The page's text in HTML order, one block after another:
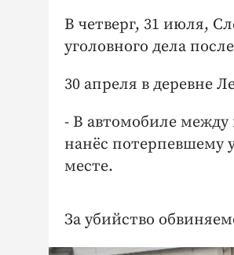
В четверг, 31 июля,
уголовного дела
30 апреля в деревне
- В автомобиле
нанёс потерпевшему
месте.
За убийство